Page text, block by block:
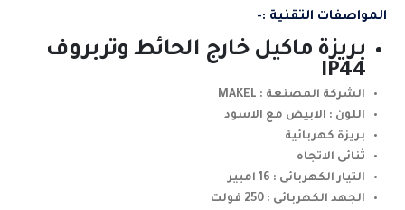
المواصفات التقنية :-
بريزة ماكيل خارج الحائط وتربروف
IP44
الشركة المصنعة : MAKEL
اللون : الابيض مع الاسود
بريزة كهربائية
ثنائى الاتجاه
التيار الكهربائى : 16 امبير
الجهد الكهربائى : 250 فولت